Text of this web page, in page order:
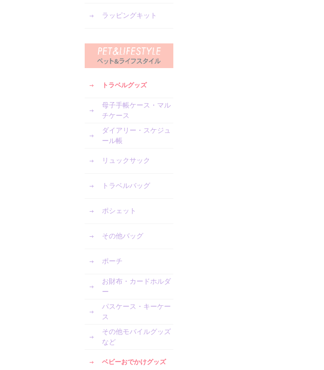
ラッピングキット
トラベルグッズ
母子手帳ケース・マル
チケース
ダイアリー・スケジュ
ール帳
リュックサック
トラベルバッグ
ポシェット
その他バッグ
ポーチ
お財布・カードホルダ
ー
パスケース・キーケー
ス
その他モバイルグッズ
など
ベビーおでかけグッズ